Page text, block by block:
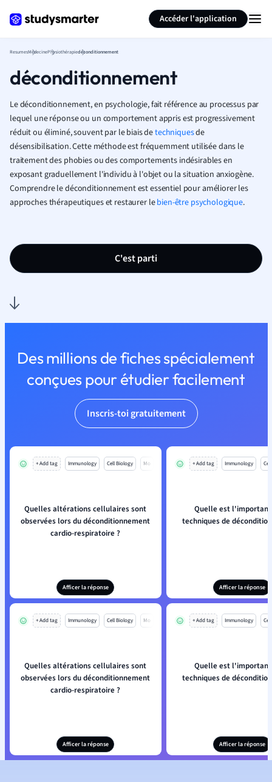
Accéder l'application
ResumesMédecinePhysiothérapiedéconditionnement
déconditionnement
Le déconditionnement, en psychologie, fait référence au processus par
lequel une réponse ou un comportement appris est progressivement
réduit ou éliminé, souvent par le biais detechniquesde
désensibilisation. Cette méthode est fréquemment utilisée dans le
traitement des phobies ou des comportements indésirables en
exposant graduellement l'individu à l'objet ou la situation anxiogène.
Comprendre le déconditionnement est essentiel pour améliorer les
approches thérapeutiques et restaurer lebien-être psychologique.
C'est parti
Des millions de fiches spécialement
conçues pour étudier facilement
Inscris-toi gratuitement
+ Add tag Immunology Cell Biology Mo
Quelles altérations cellulaires sont
observées lors du déconditionnement
cardio-respiratoire ?
Afficer la réponse
+ Add tag Immunology
Quelle est
techniques de
Afficer la réponse
+ Add tag Immunology Cell Biology Mo
Quelles altérations cellulaires sont
observées lors du déconditionnement
cardio-respiratoire ?
Afficer la réponse
+ Add tag Immunology
Quelle est
techniques de
Afficer la réponse
Résumer la page